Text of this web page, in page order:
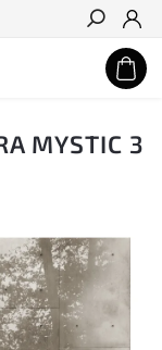
Hledat
MYSTIC 3